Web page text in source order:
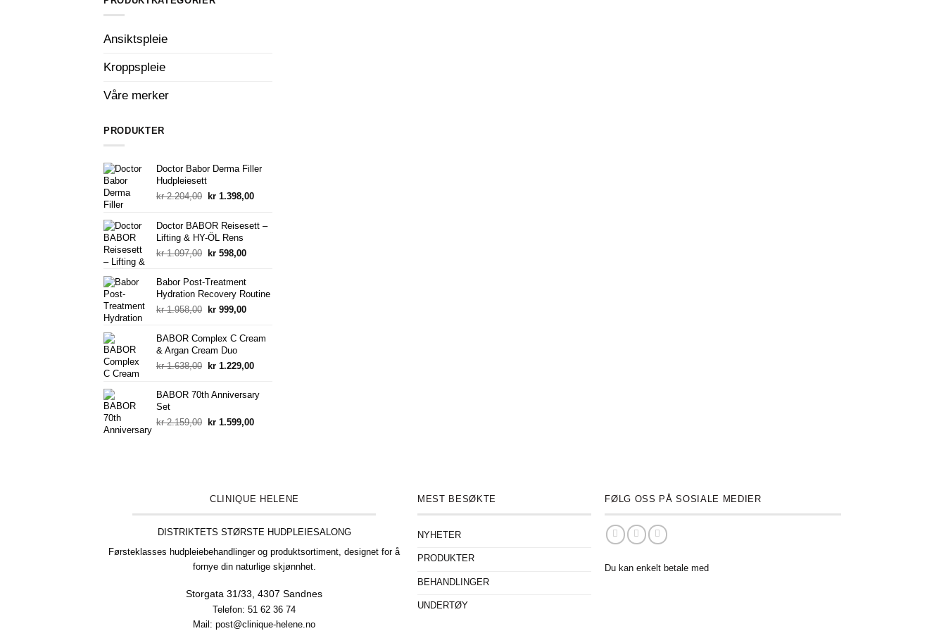
Ansiktspleie
Kroppspleie
Våre merker
PRODUKTER
Doctor Babor Derma Filler
Hudpleiesett
kr2.204,00 Opprinnelig
kr 2.204,00.
kr1.398,00Nåværende
kr 1.398,00.
Doctor BABOR Reisesett –
Lifting & HY-ÖL Rens
kr1.097,00 Opprinnelig
var:
kr 1.097,00.
kr598,00Nåværende
kr 598,00.
Babor Post-Treatment
Hydration Recovery Routine
kr1.958,00 Opprinnelig
var:
kr 1.958,00.
kr999,00Nåværende
kr 999,00.
BABOR Complex C Cream
& Argan Cream Duo
kr1.638,00 Opprinnelig
var:
kr 1.638,00.
kr1.229,00Nåværende
kr 1.229,00.
BABOR 70th Anniversary
Set
kr2.159,00 Opprinnelig
kr1.599,00Nåværende
CLINIQUE HELENE
DISTRIKTETS STØRSTE HUDPLEIESALONG
Førsteklasses hudpleiebehandlinger og produktsortiment, designet for å
fornye din naturlige skjønnhet.
Storgata 31/33,4307 Sandnes
Telefon:51 62 36 74
Mail: post@clinique-helene.no
MEST BESØKTE
NYHETER
PRODUKTER
BEHANDLINGER
UNDERTØY
FØLG OSS PÅ SOSIALE MEDIER
Du kan enkelt betale med